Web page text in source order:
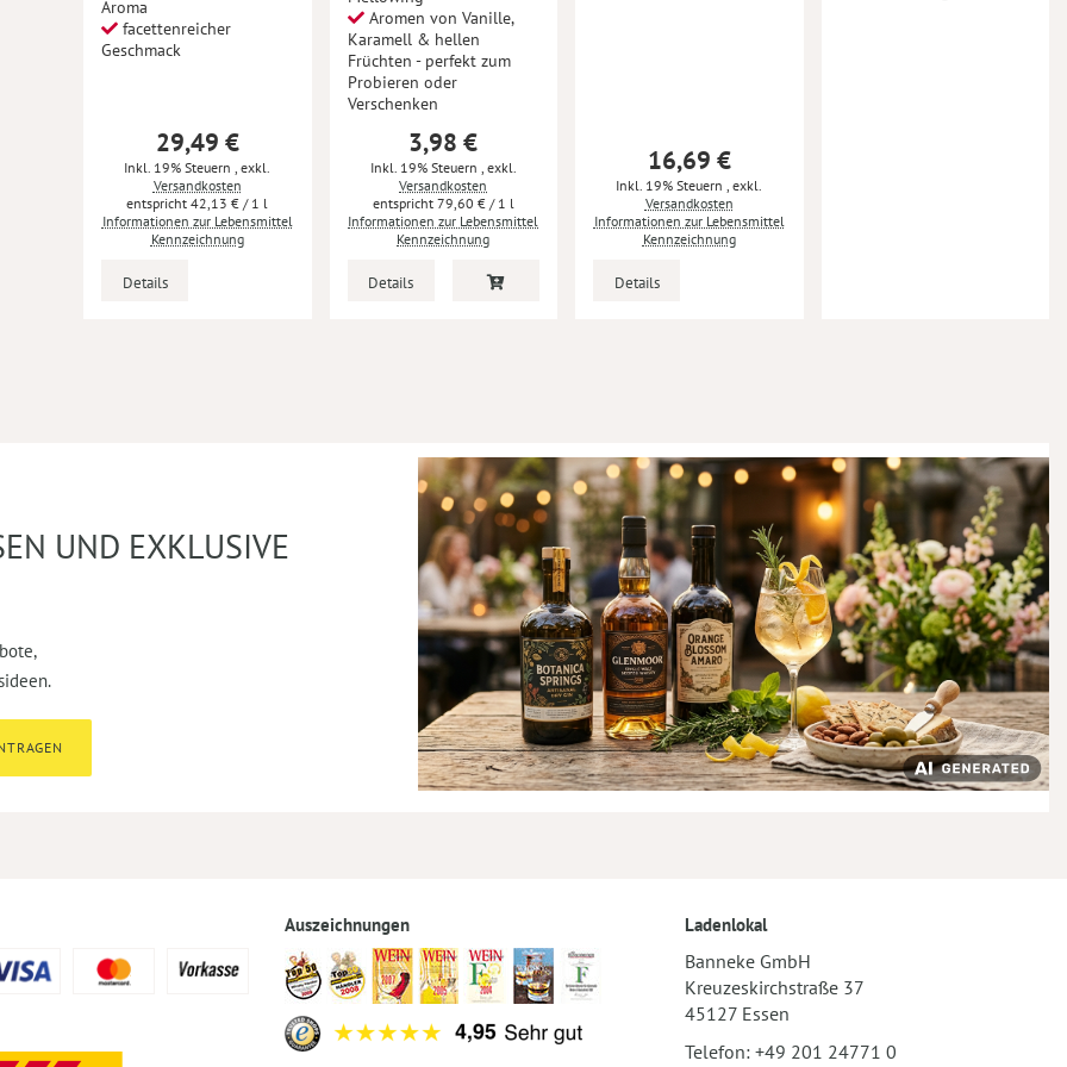
Aroma
facettenreicher
Geschmack
29,49 €
Inkl. 19% Steuern, exkl.
Versandkosten
42,13 € / 1 l
Informationen zur Lebensmittel
Kennzeichnung
Details
Aromen von Vanille,
Karamell & hellen
Früchten - perfekt zum
Probieren oder
Verschenken
3,98 €
Inkl. 19% Steuern , exkl.
Versandkosten
79,60 €/ 1 l
Informationen zur Lebensmittel
Kennzeichnung
Details
16,69 €
Inkl. 19% Steuern, exkl.
Versandkosten
Informationen zur Lebensmittel
Kennzeichnung
Details
UND EXKLUSIVE
Auszeichnungen Ladenlokal
Banneke GmbH
Kreuzeskirchstraße 37
45127 Essen
Telefon: +49 201 24771 0